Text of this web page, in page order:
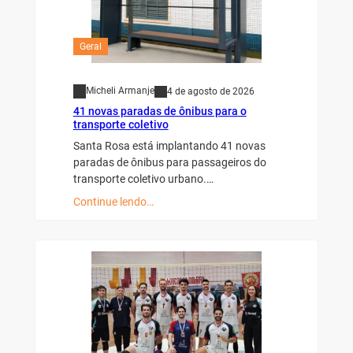
Geral
Micheli Armanje 4 de agosto de 2026
41 novas paradas de ônibus para o
transporte coletivo
Santa Rosa está implantando 41 novas
paradas de ônibus para passageiros do
transporte coletivo urbano.…
Continue lendo…